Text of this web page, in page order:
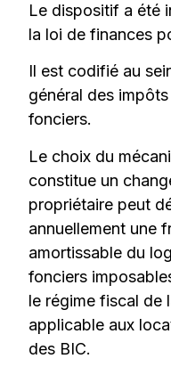
Le dispositif a été
la loi de finances
Il est codifié au
général des
fonciers.
Le choix du
constitue un
propriétaire peut
annuellement une
amortissable du
fonciers
le régime fiscal de
applicable aux
des BIC.